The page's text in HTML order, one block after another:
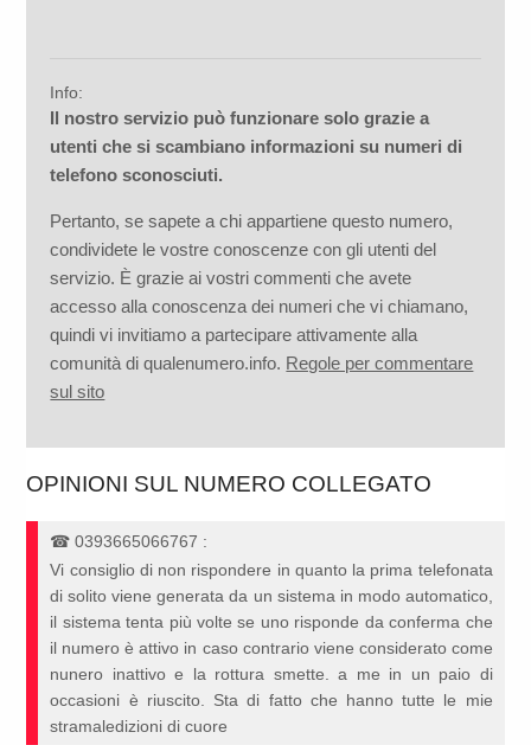
Info:
Il nostro servizio può funzionare solo grazie a
utenti che si scambiano informazioni su numeri di
telefono sconosciuti.
Pertanto, se sapete a chi appartiene questo numero,
condividete le vostre conoscenze con gli utenti del
servizio. È grazie ai vostri commenti che avete
accesso alla conoscenza dei numeri che vi chiamano,
quindi vi invitiamo a partecipare attivamente alla
comunità di qualenumero.info. Regole per commentare
sul sito
OPINIONI SUL NUMERO COLLEGATO
☎0393665066767 :
Vi consiglio di non rispondere in quanto la prima telefonata
di solito viene generata da un sistema in modo automatico,
il sistema tenta più volte se uno risponde da conferma che
il numero è attivo in caso contrario viene considerato come
nunero inattivo e la rottura smette. a me in un paio di
occasioni è riuscito. Sta di fatto che hanno tutte le mie
stramaledizioni di cuore